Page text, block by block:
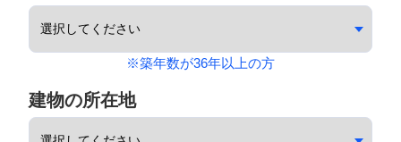
※築年数が36年以上の方
建物の所在地